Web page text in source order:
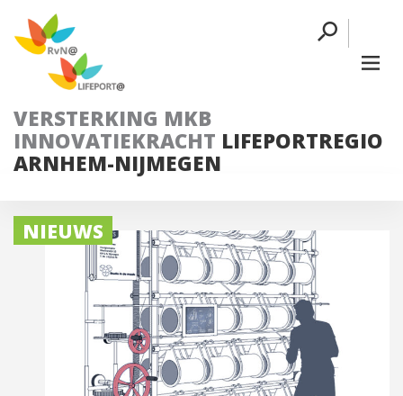
VERSTERKING MKB
INNOVATIEKRACHT LIFEPORTREGIO
ARNHEM-NIJMEGEN
NIEUWS